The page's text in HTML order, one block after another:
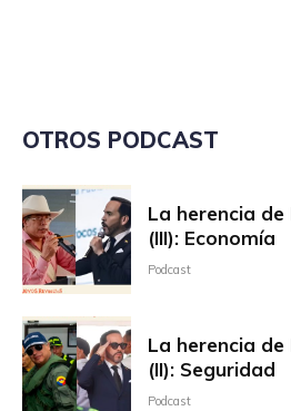
OTROS PODCAST
La herencia
(III): Economía
Podcast
La herencia
(II): Seguridad
Podcast